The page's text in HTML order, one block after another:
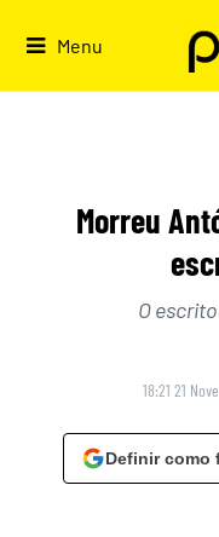
Menu
Morreu
O
18:21 21
Definir como